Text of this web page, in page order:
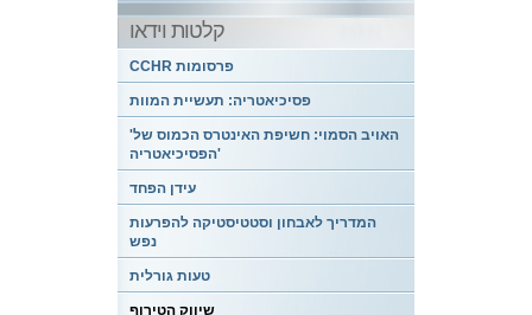
קלטות וידאו
CCHR פרסומות
פסיכיאטריה: תעשיית המוות
'האויב הסמוי: חשיפת האינטרס הכמוס של
הפסיכיאטריה'
עידן הפחד
המדריך לאבחון וסטטיסטיקה להפרעות
נפש
טעות גורלית
שיווק הטירוף